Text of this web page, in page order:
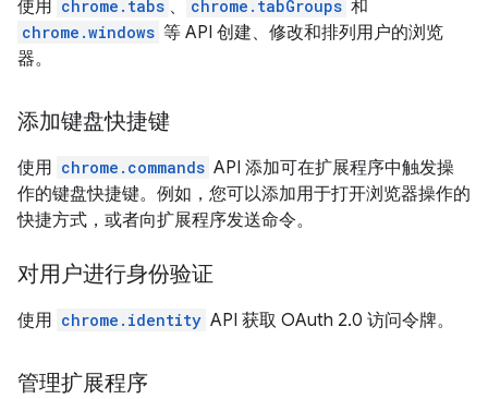
使用 chrome.tabs 、 chrome.tabGroups 和
chrome.windows 等 API 创建、修改和排列用户的浏览
器。
添加键盘快捷键
使用 chrome.commands API 添加可在扩展程序中触发操
作的键盘快捷键。例如，您可以添加用于打开浏览器操作的
快捷方式，或者向扩展程序发送命令。
对用户进行身份验证
使用 chrome.identity API 获取 OAuth 2.0 访问令牌。
管理扩展程序